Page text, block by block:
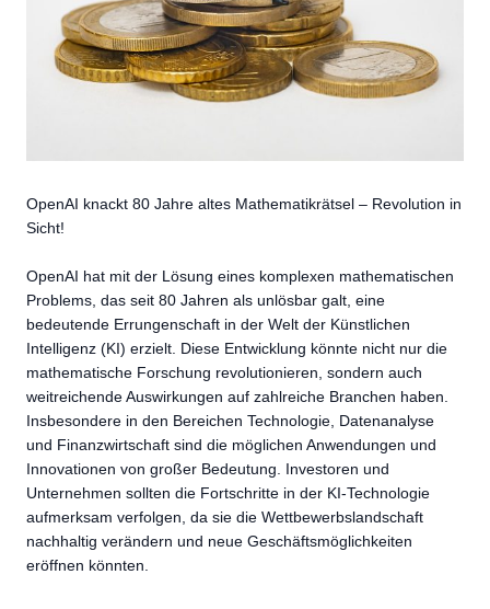
OpenAI knackt 80 Jahre altes Mathematikrätsel – Revolution in
Sicht!
OpenAI hat mit der Lösung eines komplexen mathematischen
Problems, das seit 80 Jahren als unlösbar galt, eine
bedeutende Errungenschaft in der Welt der Künstlichen
Intelligenz (KI) erzielt. Diese Entwicklung könnte nicht nur die
mathematische Forschung revolutionieren, sondern auch
weitreichende Auswirkungen auf zahlreiche Branchen haben.
Insbesondere in den Bereichen Technologie, Datenanalyse
und Finanzwirtschaft sind die möglichen Anwendungen und
Innovationen von großer Bedeutung. Investoren und
Unternehmen sollten die Fortschritte in der KI-Technologie
aufmerksam verfolgen, da sie die Wettbewerbslandschaft
nachhaltig verändern und neue Geschäftsmöglichkeiten
eröffnen könnten.